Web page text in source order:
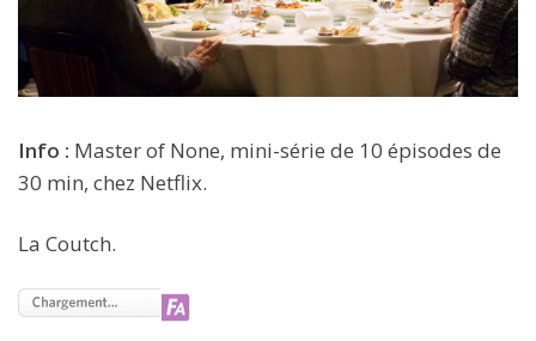
Info : Master of None, mini-série de 10 épisodes de
30 min, chez Netflix.
La Coutch.